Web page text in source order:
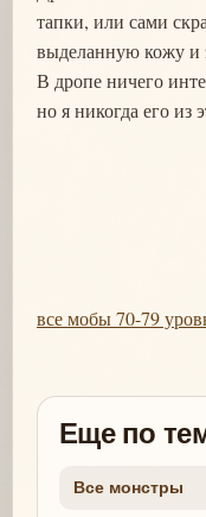
тапки, или сами
выделанную кожу
В дропе ничего
но я никогда его из
все мобы 70-79
Еще по
Все монстры